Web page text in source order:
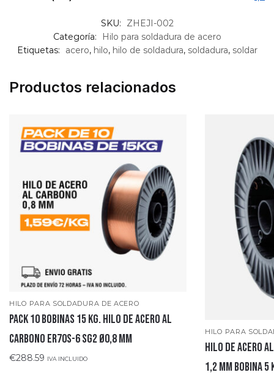
SKU:
ZHEJI-002
Categoría:
Hilo para soldadura de acero
Etiquetas:
acero, hilo, hilo de soldadura, soldadura, soldar
Productos relacionados
HILO PARA SOLDADURA DE ACERO
Pack 10 bobinas 15 Kg. hilo de acero al
carbono ER70S-6 SG2 Ø0,8 mm
€288.59 IVA INCLUIDO
HILO PARA
Hilo de acero al
1,2 MM bobina 5